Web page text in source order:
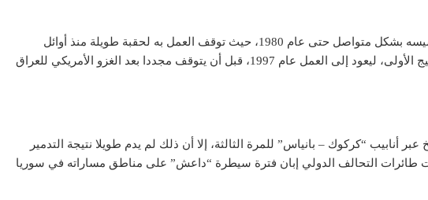
واستمر العمل بالأنبوب منذ تأسيسه بشكل متواصل حتى عام 1980، حيث توقف العمل به لحقبة طويلة منذ أوائل
الثمانينيات مع اندلاع حرب الخليج الأولى، ليعود إلى العمل عام 1997، قبل أن يتوقف مجددا بعد الغزو الأمريكي للعراق
الضخ عبر أنابيب “كركوك – بانياس” للمرة الثالثة، إلا أن ذلك لم يدم طويلا نتيجة التدمير
طائرات التحالف الدولي إبان فترة سيطرة “داعش” على مناطق مساراته في سوريا